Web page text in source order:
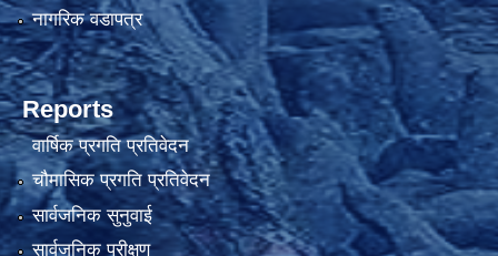
नागरिक वडापत्र
Reports
वार्षिक प्रगति प्रतिवेदन
चौमासिक प्रगति प्रतिवेदन
सार्वजनिक सुनुवाई
सार्वजनिक परीक्षण